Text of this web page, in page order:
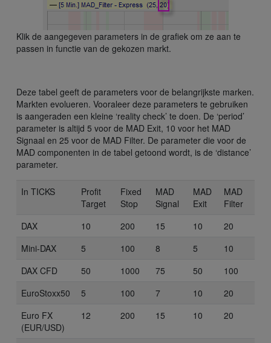
Klik de aangegeven parameters in de grafiek om ze aan te
passen in functie van de gekozen markt.
Deze tabel geeft de parameters voor de belangrijkste marken.
Markten evolueren. Vooraleer deze parameters te gebruiken
is aangeraden een kleine ‘reality check’ te doen. De ‘period’
parameter is altijd 5 voor de MAD Exit, 10 voor het MAD
Signaal en 25 voor de MAD Filter. De parameter die voor de
MAD componenten in de tabel getoond wordt, is de ‘distance’
parameter.
In TICKS
Profit
Target
Fixed
Stop
MAD
Signal
MAD
Exit
MAD
Filter
DAX
10 200 15 10
20
Mini-DAX
5 100 8 5
10
DAX CFD
50 1000 75 50
100
EuroStoxx50
5 100 7 10
20
Euro FX
(EUR/USD)
12 200 15 10 20